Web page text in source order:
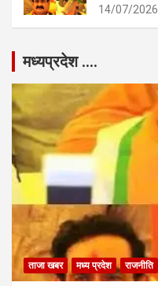
14/07/2026
मध्यप्रदेश ….
ताजा खबर मध्य प्रदेश राजनीति